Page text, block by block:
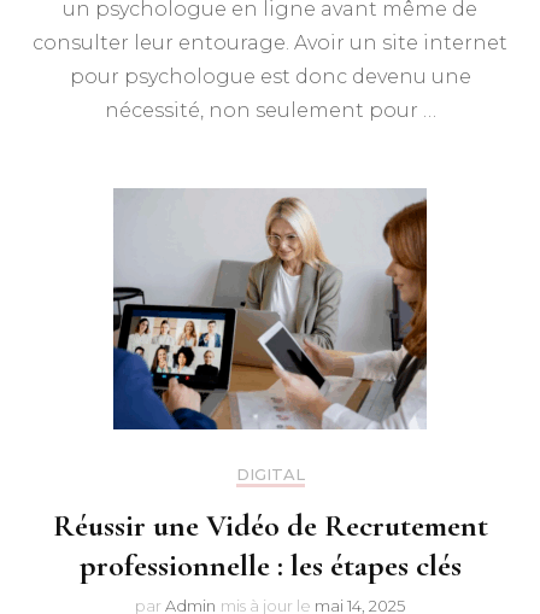
un psychologue en ligne avant même de
consulter leur entourage. Avoir un site internet
pour psychologue est donc devenu une
nécessité, non seulement pour …
DIGITAL
Réussir une Vidéo de Recrutement
professionnelle : les étapes clés
par Admin mis à jour le mai 14, 2025